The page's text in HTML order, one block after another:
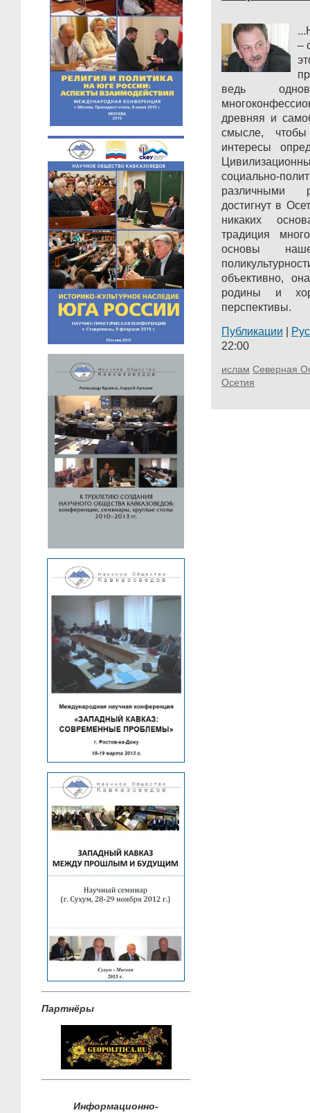
Партнёры
Информационно-
–
ведь
древняя и
смысле,
интересы
социально-
различными
достигнут в
никаких
традиция
основы
объективно,
родины и
перспективы.
Публикации
22:00
ислам Северная
Осетия